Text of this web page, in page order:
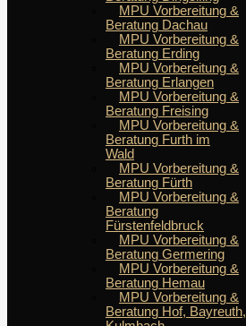
MPU Vorbereitung &
Beratung Dachau
MPU Vorbereitung &
Beratung Erding
MPU Vorbereitung &
Beratung Erlangen
MPU Vorbereitung &
Beratung Freising
MPU Vorbereitung &
Beratung Furth im
Wald
MPU Vorbereitung &
Beratung Fürth
MPU Vorbereitung &
Beratung
Fürstenfeldbruck
MPU Vorbereitung &
Beratung Germering
MPU Vorbereitung &
Beratung Hemau
MPU Vorbereitung &
Beratung Hof, Bayreuth,